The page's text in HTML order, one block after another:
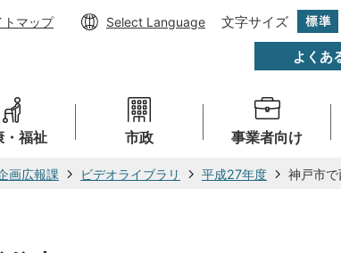
トマップ Select Language 文字サイズ
よくあ
・福祉 市政 事業者向け
画広報課 ビデオライブラリ 平成27年度 神戸市